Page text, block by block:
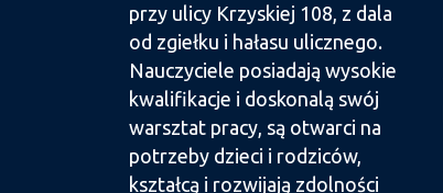
przy ulicy Krzyskiej 108, z dala
od zgiełku i hałasu ulicznego.
Nauczyciele posiadają wysokie
kwalifikacje i doskonalą swój
warsztat pracy, są otwarci na
potrzeby dzieci i rodziców,
kształcą i rozwijają zdolności